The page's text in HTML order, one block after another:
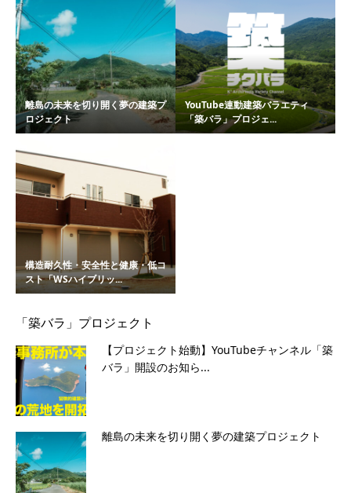
離島の未来を切り開く夢の建築プ
ロジェクト
YouTube連動建築バラエティ
「築バラ」プロジェ...
構造耐久性・安全性と健康・低コ
スト「WSハイブリッ...
「築バラ」プロジェクト
【プロジェクト始動】YouTubeチャンネル「築
バラ」開設のお知ら...
離島の未来を切り開く夢の建築プロジェクト